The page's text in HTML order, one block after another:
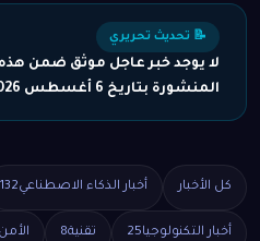
📝 تحديث تحريري
لا يوجد خبر عاجل موثق ضمن
المنشورة بتاريخ 6 أغسطس 2026
كل الأخبار أخبار الذكاء الاصطناعي132
أخبار التكنولوجيا25 تقنية8